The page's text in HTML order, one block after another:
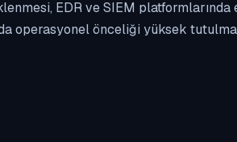
EDR ve SIEM platformlarında
operasyonel önceliği yüksek